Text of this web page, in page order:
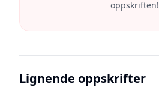
oppskriften!
Lignende oppskrifter